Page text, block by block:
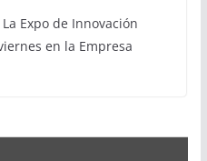
Expo de Innovación
en la Empresa